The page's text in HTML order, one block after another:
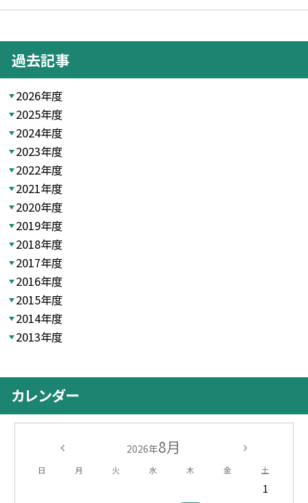
過去記事
2026年度
2025年度
2024年度
2023年度
2022年度
2021年度
2020年度
2019年度
2018年度
2017年度
2016年度
2015年度
2014年度
2013年度
カレンダー
2026年8月
日 月 火 水 木 金 土
1